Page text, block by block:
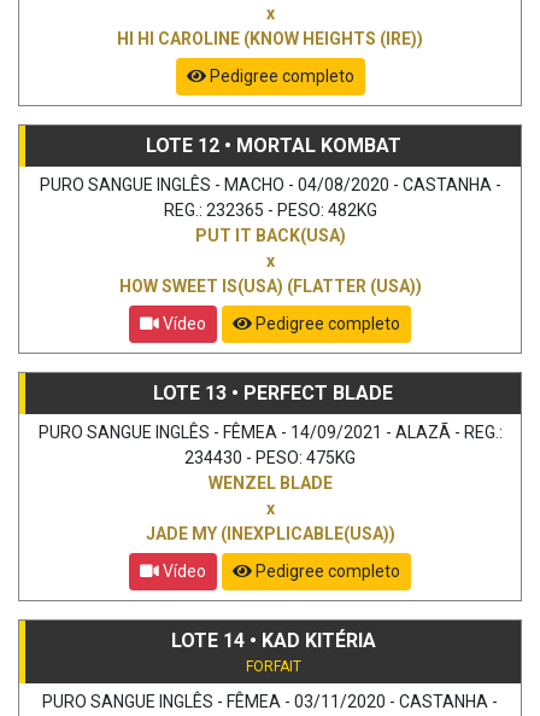
x
HI HI CAROLINE (KNOW HEIGHTS (IRE))
Pedigree completo
LOTE 12 • MORTAL KOMBAT
PURO SANGUE INGLÊS - MACHO - 04/08/2020 - CASTANHA -
REG.: 232365 - PESO: 482KG
PUT IT BACK(USA)
x
HOW SWEET IS(USA) (FLATTER (USA))
Vídeo
Pedigree completo
LOTE 13 • PERFECT BLADE
PURO SANGUE INGLÊS - FÊMEA - 14/09/2021 - ALAZÃ - REG.:
234430 - PESO: 475KG
WENZEL BLADE
x
JADE MY (INEXPLICABLE(USA))
Vídeo
Pedigree completo
LOTE 14 • KAD KITÉRIA
FORFAIT
PURO SANGUE INGLÊS - FÊMEA - 03/11/2020 - CASTANHA -